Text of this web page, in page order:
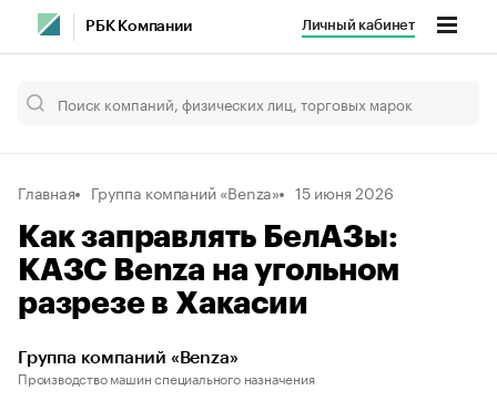
РБК Компании Личный кабинет
Главная Группа компаний «Benza» 15 июня 2026
Как заправлять БелАЗы:
КАЗС Benza на угольном
разрезе в Хакасии
Группа компаний «Benza»
Производство машин специального назначения